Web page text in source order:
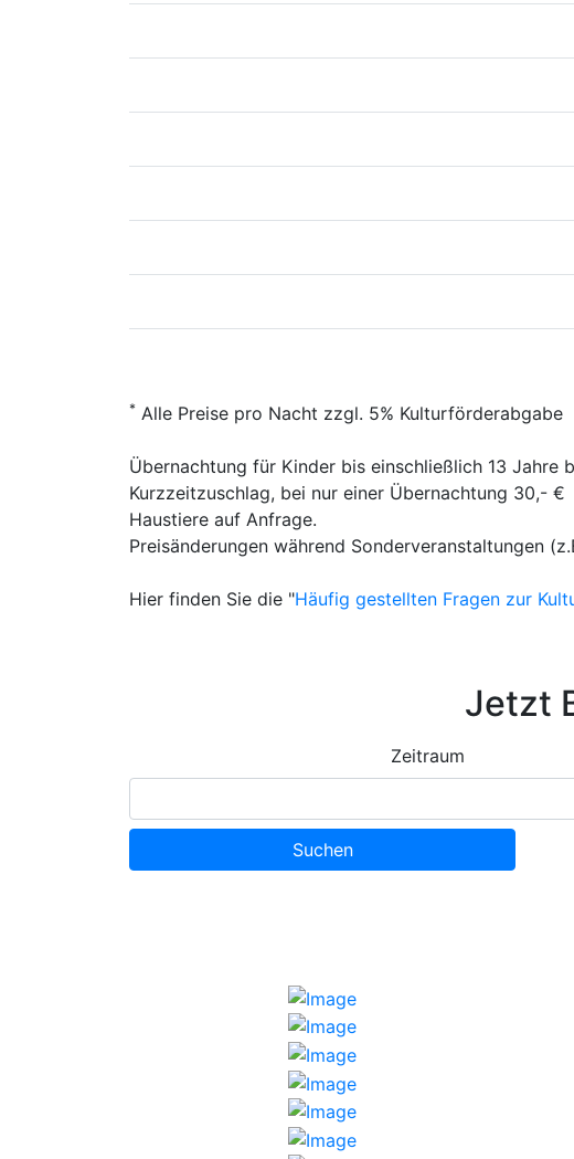
* Alle Preise pro Nacht zzgl. 5% Kulturförderabgabe
Übernachtung für Kinder bis einschließlich 13 Jahre
Kurzzeitzuschlag, bei nur einer Übernachtung 30,- €
Haustiere auf Anfrage.
Preisänderungen während Sonderveranstaltungen
Hier finden Sie die "Häufig gestellten Fragen zur
Jetzt
Zeitraum